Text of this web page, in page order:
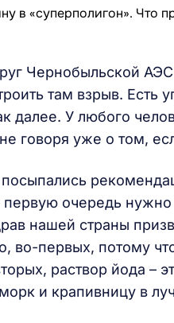
Чернобыльской
там взрыв. Есть
далее. У любого
говоря уже о том,
первую очередь
нашей страны
во-первых, потому
раствор йода –
и крапивницу в